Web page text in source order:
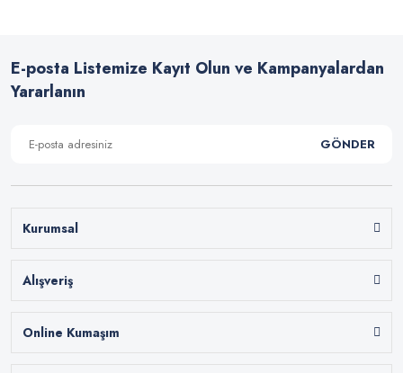
E-posta Listemize Kayıt Olun ve Kampanyalardan
Yararlanın
GÖNDER
Kurumsal
Alışveriş
Online Kumaşım